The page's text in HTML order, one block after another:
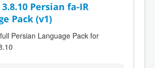
Persian fa-IR
Pack (v1)
Persian Language Pack for